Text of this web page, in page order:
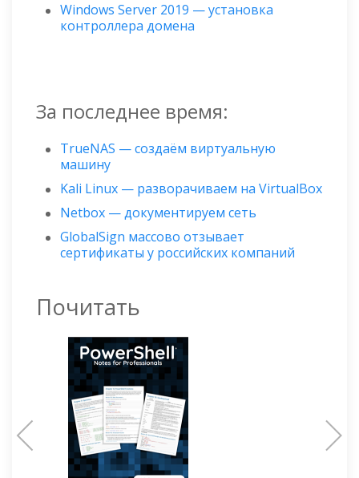
Windows Server 2019 — установка
контроллера домена
За последнее время:
TrueNAS — создаём виртуальную
машину
Kali Linux — разворачиваем на VirtualBox
Netbox — документируем сеть
GlobalSign массово отзывает
сертификаты у российских компаний
Почитать